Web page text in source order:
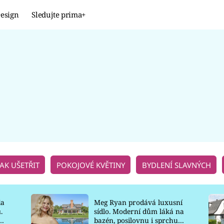
Sledujte prima+
UŠETŘIT POKOJOVÉ KVĚTINY BYDLENÍ SLAVNÝCH
Meg Ryan prodává luxusní
sídlo. Moderní dům láká na
bazén, posilovnu i sprchu